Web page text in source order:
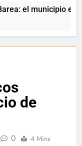
el municipio expresó
de
0 4 Mins